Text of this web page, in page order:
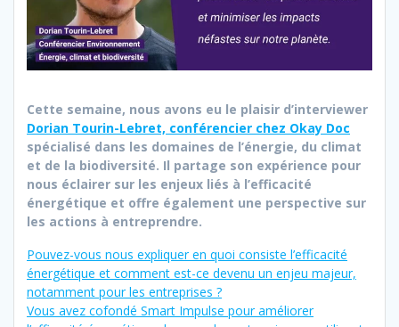
Cette semaine, nous avons eu le plaisir d’interviewer
Dorian Tourin-Lebret, conférencier chez Okay Doc
spécialisé dans les domaines de l’énergie, du climat
et de la biodiversité. Il partage son expérience pour
nous éclairer sur les enjeux liés à l’efficacité
énergétique et offre également une perspective sur
les actions à entreprendre.
Pouvez-vous nous expliquer en quoi consiste l’efficacité
énergétique et comment est-ce devenu un enjeu majeur,
notamment pour les entreprises ?
Vous avez cofondé Smart Impulse pour améliorer